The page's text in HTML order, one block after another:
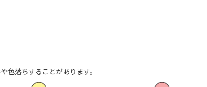
色落ちすることがあります。